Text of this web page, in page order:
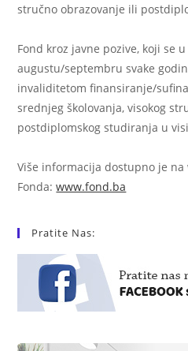
stručno obrazovanje ili
Fond kroz javne pozive, koji se
augustu/septembru svake
invaliditetom finansiranje/
srednjeg školovanja, visokog
postdiplomskog studiranja u
Više informacija dostupno je
Fonda:www.fond.ba
Pratite Nas: